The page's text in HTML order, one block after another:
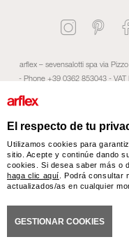
arflex – sevensalotti spa via
- Phone +39 0362 853043 -
GENERALES DE VENTA
El respecto de tu
Utilizamos cookies para
sitio. Acepte y continúe dando
cookies. Si desea saber más o
haga clic aquí . Podrá consultar
actualizados/as en cualquier
GESTIONAR COOKIES